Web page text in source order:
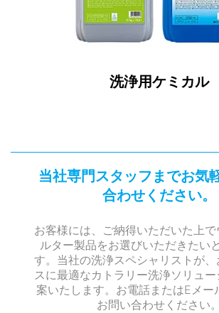
洗浄用ケミカル
当社専門スタッフまでお気
合わせください。
お客様には、ご納得いただいた上
ルター製品をお選びいただきたい
す。当社の洗浄スペシャリストが
スに最適なカトラリー洗浄ソリュ
案いたします。お電話またはEメー
お問い合わせください。